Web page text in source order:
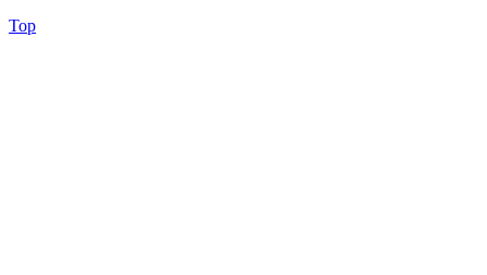
Top